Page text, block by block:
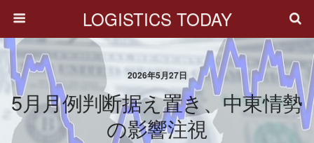
LOGISTICS TODAY
2026年5月27日
5月月例判断据え置き、中東情勢
の影響注視